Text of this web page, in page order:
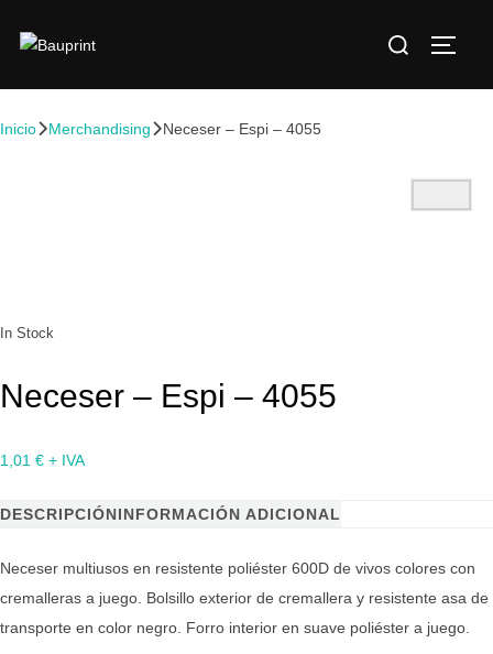
Inicio Merchandising Neceser – Espi – 4055
In Stock
Neceser – Espi – 4055
1,01 € + IVA
DESCRIPCIÓNINFORMACIÓN ADICIONAL
Neceser multiusos en resistente poliéster 600D de vivos colores con
cremalleras a juego. Bolsillo exterior de cremallera y resistente asa de
transporte en color negro. Forro interior en suave poliéster a juego.